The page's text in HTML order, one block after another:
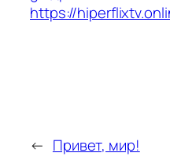
https://
← Привет, мир!